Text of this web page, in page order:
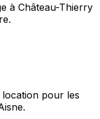
à Château-Thierry
location pour les